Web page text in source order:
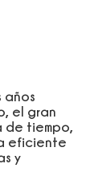
años
el gran
de tiempo,
eficiente
y